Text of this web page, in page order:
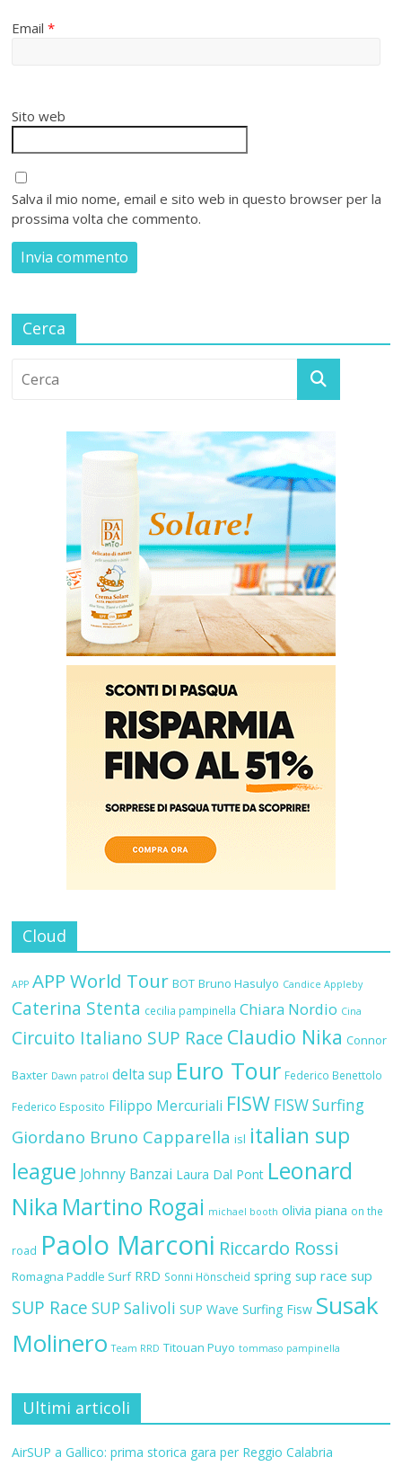
Email*
Sito web
Salva il mio nome, email e sito web in questo browser per la
prossima volta che commento.
Cerca
Cloud
APP APP World Tour BOT Bruno Hasulyo Candice Appleby
Caterina Stenta cecilia pampinella Chiara Nordio Cina
Circuito Italiano SUP Race Claudio Nika Connor
Baxter Dawn patrol delta sup Euro Tour Federico Benettolo
Federico Esposito Filippo Mercuriali FISW FISW Surfing
Giordano Bruno Capparella isl italian sup
league Johnny Banzai Laura Dal Pont Leonard
Nika Martino Rogai michael booth olivia piana on the
road Paolo Marconi Riccardo Rossi
Romagna Paddle Surf RRD Sonni Hönscheid spring sup race sup
SUP Race SUP Salivoli SUP Wave Surfing Fisw Susak
Molinero Team RRD Titouan Puyo tommaso pampinella
Ultimi articoli
AirSUP a Gallico: prima storica gara per Reggio Calabria